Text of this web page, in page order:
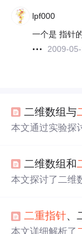
lpf000
一个是 指针
2009-
二维数组与
本文通过实验探
调了在实际编程
二维数组和
本文探讨了二维
可能出现段错误
二重指针、
本文详细解析了